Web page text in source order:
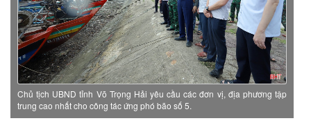
Chủ tịch UBND tỉnh Võ Trọng Hải yêu cầu các đơn vị, địa phương tập
trung cao nhất cho công tác ứng phó bão số 5.